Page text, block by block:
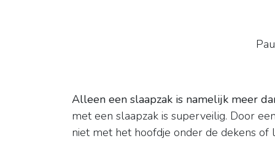
Alleen een slaapzak is namelijk meer
met een slaapzak is superveilig. Door
niet met het hoofdje onder de dekens